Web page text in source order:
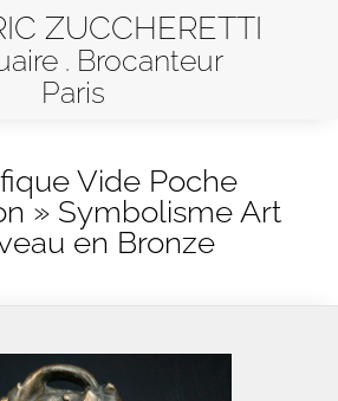
ZUCCHERETTI
. Brocanteur
Paris
Vide Poche
» Symbolisme Art
en Bronze